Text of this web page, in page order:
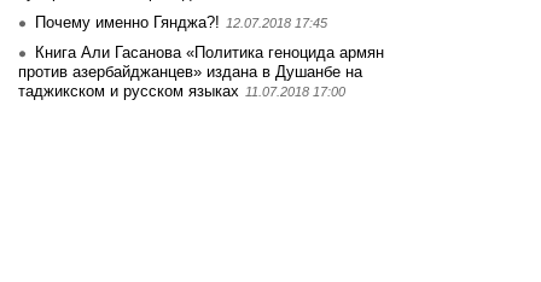
Почему именно Гянджа?! 12.07.2018 17:45
Книга Али Гасанова «Политика геноцида армян
против азербайджанцев» издана в Душанбе на
таджикском и русском языках 11.07.2018 17:00